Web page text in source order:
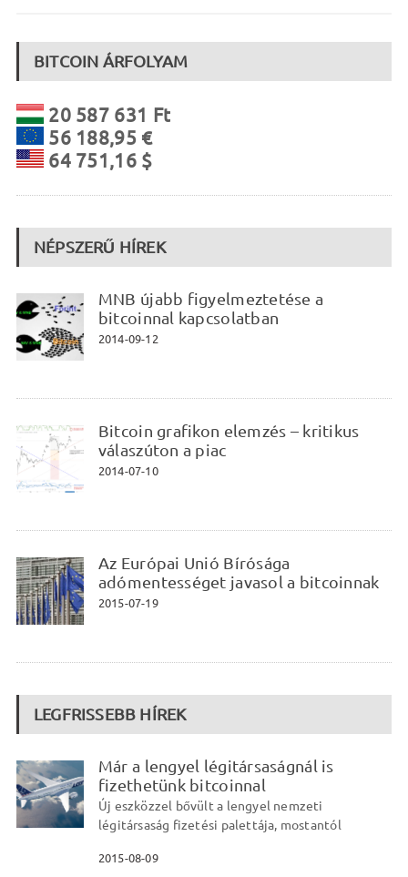
BITCOIN ÁRFOLYAM
20 587 631 Ft
56 188,95 €
64 751,16 $
NÉPSZERŰ HÍREK
MNB újabb figyelmeztetése a
bitcoinnal kapcsolatban
2014-09-12
Bitcoin grafikon elemzés – kritikus
válaszúton a piac
2014-07-10
Az Európai Unió Bírósága
adómentességet javasol a bitcoinnak
2015-07-19
LEGFRISSEBB HÍREK
Már a lengyel légitársaságnál is
fizethetünk bitcoinnal
Új eszközzel bővült a lengyel nemzeti
légitársaság fizetési palettája, mostantól
2015-08-09